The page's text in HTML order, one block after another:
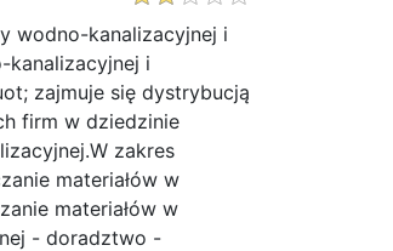
wodno-kanalizacyjnej i
kanalizacyjnej i
zajmuje się dystrybucją
firm w dziedzinie
zakres
materiałów w
materiałów w
- doradztwo -